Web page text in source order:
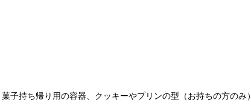
持ち帰り用の容器、クッキーやプリンの型（お持ちの方のみ）